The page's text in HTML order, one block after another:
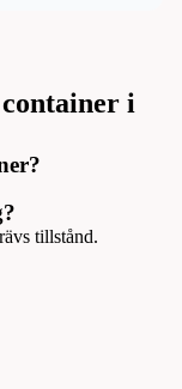
i
tillstånd.